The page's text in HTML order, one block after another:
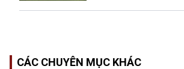
CÁC CHUYÊN MỤC KHÁC